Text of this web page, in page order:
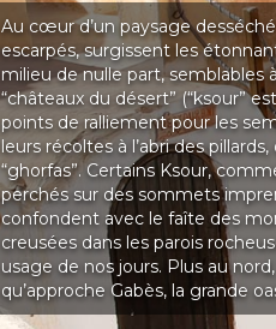
Au cœur d’un paysage
escarpés, surgissent les
milieu de nulle part, semblables
“châteaux du désert” (“ksour”est
points de ralliement pour les
leurs récoltes à l’abri des
“ghorfas”. Certains Ksour,
perchés sur des sommets
confondent avec le faîte des
creusées dans les parois
usage de nos jours. Plus au
qu’approche Gabès, la grande